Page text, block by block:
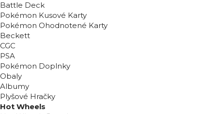
Battle Deck
Pokémon Kusové Karty
Pokémon Ohodnotené Karty
Beckett
CGC
PSA
Pokémon Doplnky
Obaly
Albumy
Plyšové Hračky
Hot Wheels